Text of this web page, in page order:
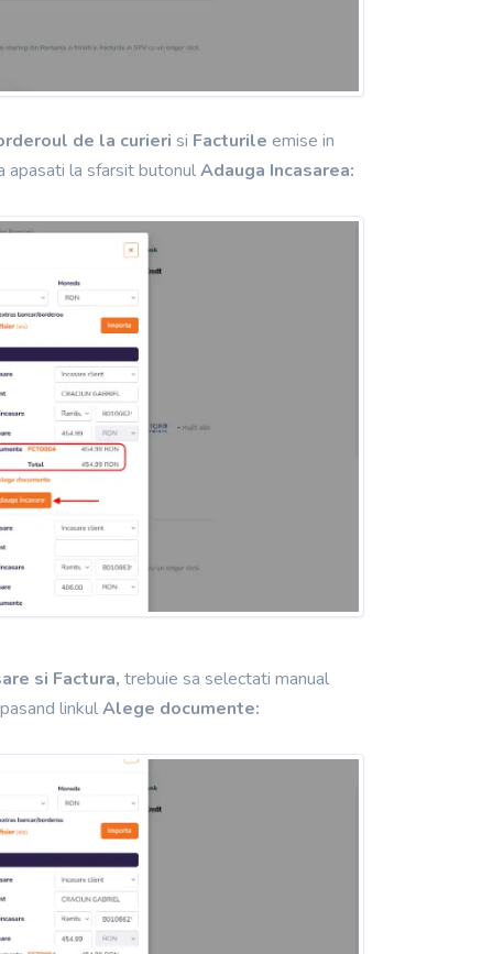
de la curieri si Facturile emise in
apasati la sfarsit butonulAdauga Incasarea:
si Factura, trebuie sa selectati manual
linkulAlege documente: